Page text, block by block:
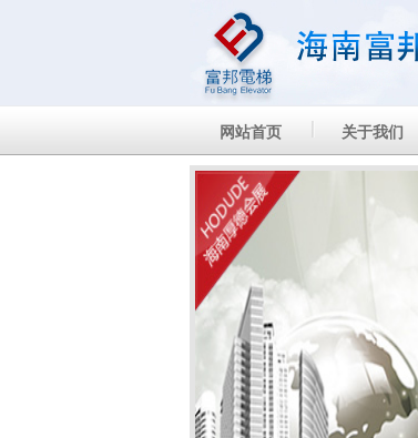
网站首页 关于我们